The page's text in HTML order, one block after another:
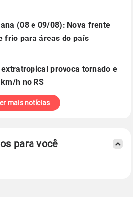
(08 e 09/08): Nova frente
frio para áreas do país
provoca tornado e
h no RS
mais notícias
para você